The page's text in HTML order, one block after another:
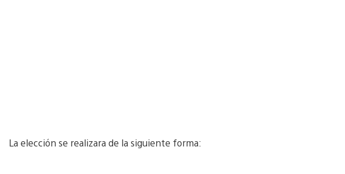
La elección se realizara de la siguiente forma: